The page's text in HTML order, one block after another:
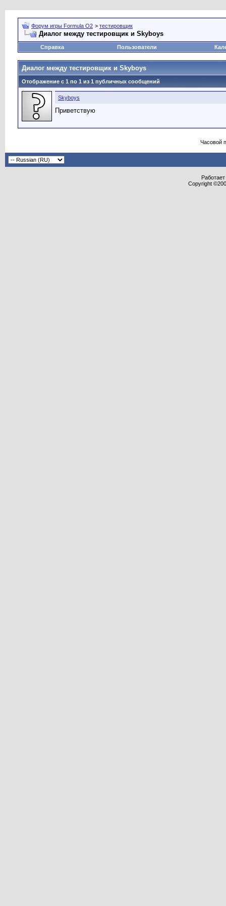
Форум игры Formula O2 > тестировщик
Диалог между тестировщик и Skyboys
Справка Пользователи
Диалог между тестировщик и Skyboys
Отображение с 1 по 1 из 1 публичных сообщений
Skyboys
Приветствую
Часовой
Copyright